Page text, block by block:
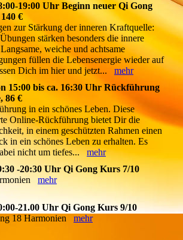
19:00 Uhr Beginn neuer Qi Gong
€
zur Stärkung der inneren Kraftquelle:
stärken besonders die innere
weiche und achtsame
füllen die Lebensenergie wieder auf
Dich im hier und jetzt... mehr
15:00 bis ca. 16:30 Uhr Rückführung
86 €
in ein schönes Leben. Diese
Online-Rückführung bietet Dir die
in einem geschützten Rahmen einen
in ein schönes Leben zu erhalten. Es
nicht um tiefes...mehr
-20:30 Uhr Qi Gong Kurs 7/10
mehr
21.00 Uhr Qi Gong Kurs 9/10
18 Harmonien mehr